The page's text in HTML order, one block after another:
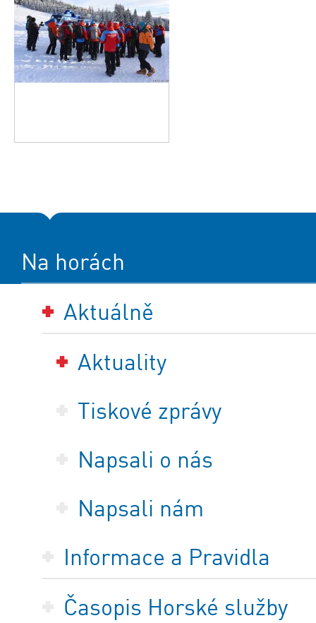
Na horách
Aktuálně
Aktuality
Tiskové zprávy
Napsali o nás
Napsali nám
Informace a Pravidla
Časopis Horské služby